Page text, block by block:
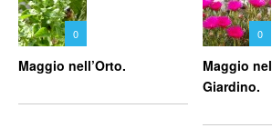
0
Maggio nell’Orto.
0
Maggio nel
Giardino.